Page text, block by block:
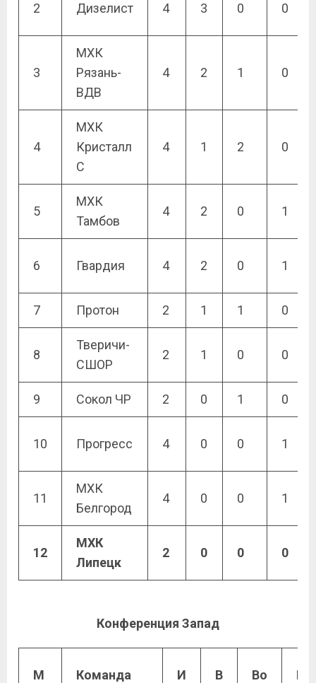
2 Дизелист 4 3 0 0
3
МХК
Рязань-
ВДВ
4 2 1 0
4
МХК
Кристалл
С
4 1 2 0
5
МХК
Тамбов
4 2 0 1
6 Гвардия 4 2 0 1
7 Протон 2 1 1 0
8
Тверичи-
СШОР
2 1 0 0
9 Сокол ЧР 2 0 1 0
10 Прогресс 4 0 0 1
11
МХК
Белгород
4 0 0 1
12
МХК
Липецк
2 0 0 0
Конференция Запад
М Команда И В Во По